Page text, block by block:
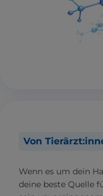
Von
Wenn es um dein
deine beste Quelle